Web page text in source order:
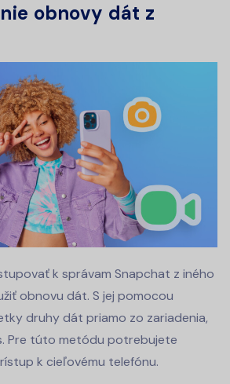
obnovy dát z
k správam Snapchat z iného
obnovu dát. S jej pomocou
druhy dát priamo zo zariadenia,
Pre túto metódu potrebujete
k cieľovému telefónu.